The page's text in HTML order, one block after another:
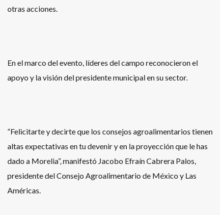
otras acciones.
En el marco del evento, líderes del campo reconocieron el
apoyo y la visión del presidente municipal en su sector.
“Felicitarte y decirte que los consejos agroalimentarios tienen
altas expectativas en tu devenir y en la proyección que le has
dado a Morelia”, manifestó Jacobo Efraín Cabrera Palos,
presidente del Consejo Agroalimentario de México y Las
Américas.